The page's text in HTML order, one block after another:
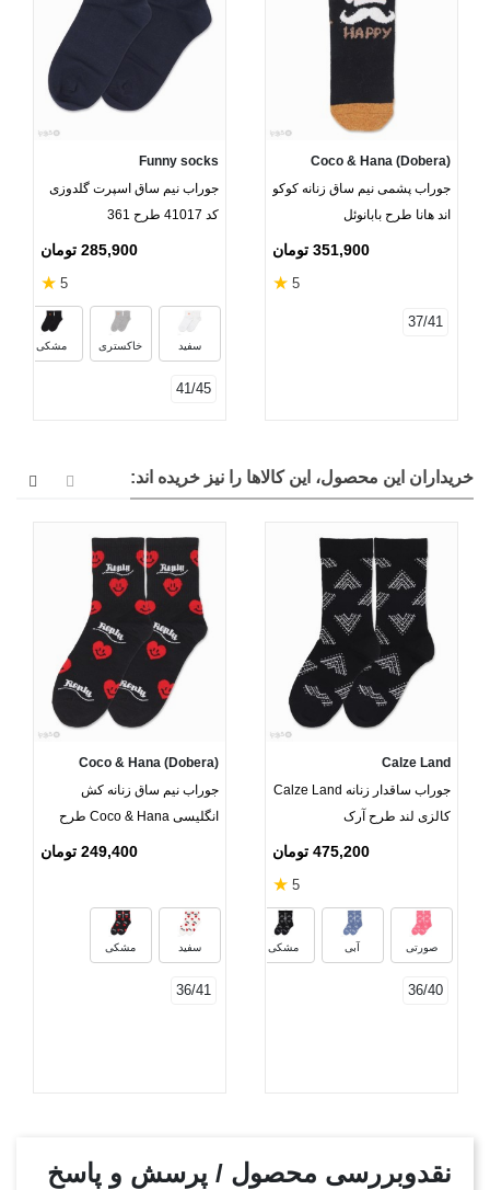
Coco & Hana (Dobera)
جوراب پشمی نیم ساق زنانه کوکو
اند هانا طرح بابانوئل
351,900 تومان
5
★
37/41
Funny socks
جوراب نیم ساق اسپرت گلدوزی
کد 41017 طرح 361
285,900 تومان
5
★
سفید خاکستری مشکی
41/45
خریداران این محصول، این کالاها را نیز خریده اند:
Calze Land
جوراب ساقدار زنانه Calze Land
کالزی لند طرح آرک
475,200 تومان
5
★
صورتی آبی مشکی
36/40
Coco & Hana (Dobera)
جوراب نیم ساق زنانه کش
انگلیسی Coco & Hana طرح
249,400 تومان
سفید مشکی
36/41
نقدوبررسی محصول / پرسش و پاسخ